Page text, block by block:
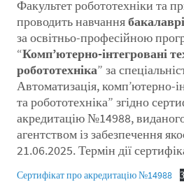
Факультет робототехніки та
проводить навчання
за освітньо-професійною
“Комп’ютерно-інтегровані
робототехніка” за
Автоматизація, комп’ютерно-
та робототехніка” згідно
акредитацію №14988,
агентством із забезпечення
21.06.2025. Термін дії
Сертифікат про акредитацію №14988